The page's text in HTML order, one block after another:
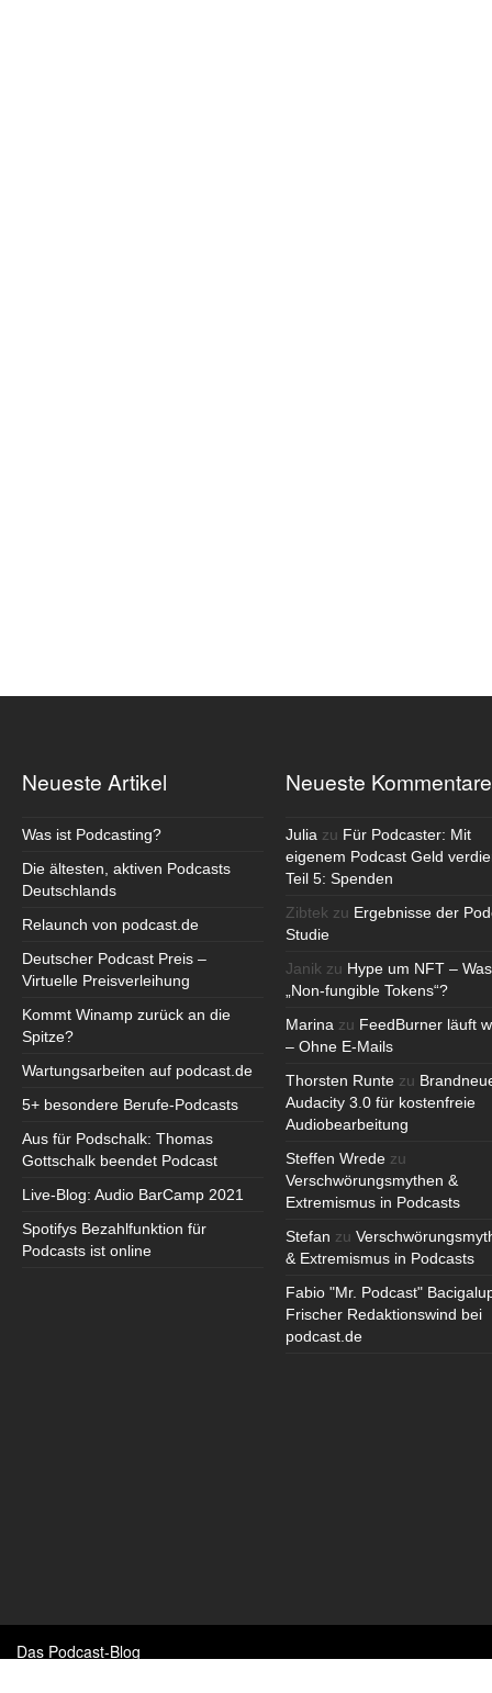
Neueste Artikel
Was ist Podcasting?
Die ältesten, aktiven Podcasts
Deutschlands
Relaunch von podcast.de
Deutscher Podcast Preis –
Virtuelle Preisverleihung
Kommt Winamp zurück an die
Spitze?
Wartungsarbeiten auf podcast.de
5+ besondere Berufe-Podcasts
Aus für Podschalk: Thomas
Gottschalk beendet Podcast
Live-Blog: Audio BarCamp 2021
Spotifys Bezahlfunktion für
Podcasts ist online
Neueste Kommentare
Julia zu Für Podcaster: Mit
eigenem Podcast Geld
Teil 5: Spenden
Zibtek zu Ergebnisse der
Studie
Janik zu Hype um NFT –
„Non-fungible Tokens“?
Marina zu FeedBurner läuft
– Ohne E-Mails
Thorsten Runte zu
Audacity 3.0 für kostenfreie
Audiobearbeitung
Steffen Wrede zu
Verschwörungsmythen &
Extremismus in Podcasts
Stefan zu
& Extremismus in Podcasts
Fabio "Mr. Podcast"
Frischer Redaktionswind bei
podcast.de
Das Podcast-Blog